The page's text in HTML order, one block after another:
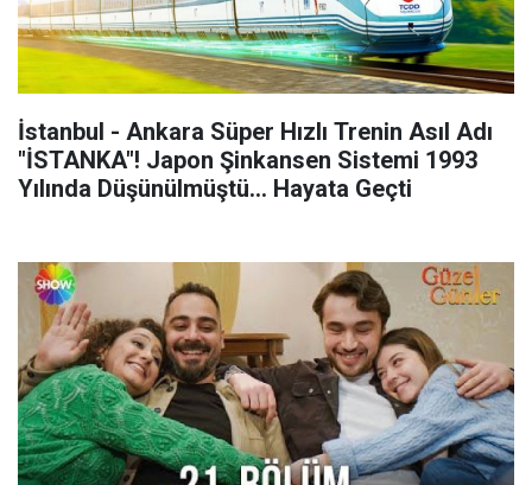
İstanbul - Ankara Süper Hızlı Trenin Asıl Adı
"İSTANKA"! Japon Şinkansen Sistemi 1993
Yılında Düşünülmüştü... Hayata Geçti